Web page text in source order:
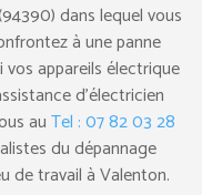
dans lequel vous
à une panne
appareils électrique
d’électricien
auTel : 07 82 03 28
du dépannage
de travail à Valenton.